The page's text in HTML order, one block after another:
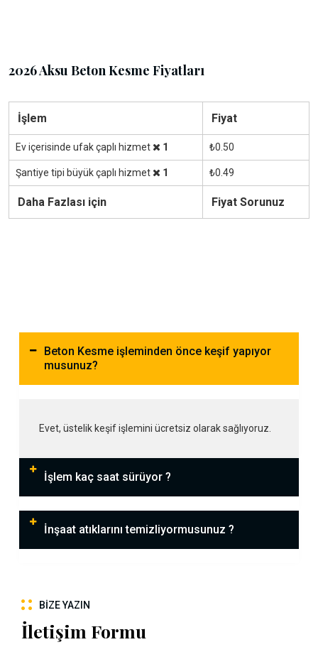
2026 Aksu Beton Kesme Fiyatları
İşlem Fiyat
Ev içerisinde ufak çaplı hizmet 1 ₺0.50
Şantiye tipi büyük çaplı hizmet 1 ₺0.49
Daha Fazlası için Fiyat Sorunuz
Beton Kesme işleminden önce keşif yapıyor
musunuz?
Evet, üstelik keşif işlemini ücretsiz olarak sağlıyoruz.
İşlem kaç saat sürüyor ?
İnşaat atıklarını temizliyormusunuz ?
BIZE YAZIN
İletişim Formu